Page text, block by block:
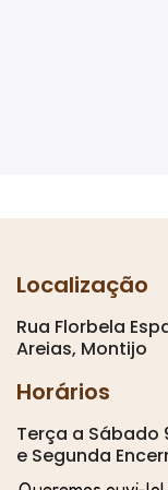
Localização
Rua Florbela
Areias, Montijo
Horários
Terça a Sábado
e Segunda